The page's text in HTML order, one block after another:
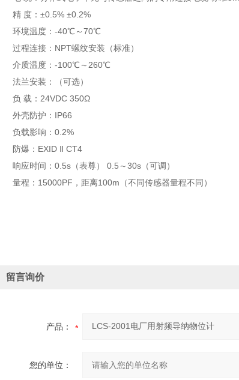
精 度：±0.5% ±0.2%
环境温度：-40℃～70℃
过程连接：NPT螺纹安装（标准）
介质温度：-100℃～260℃
法兰安装：（可选）
负 载：24VDC 350Ω
外壳防护：IP66
负载影响：0.2%
防爆：EXID Ⅱ CT4
响应时间：0.5s（表尊） 0.5～30s（可调）
量程：15000PF，距离100m（不同传感器量程不同）
留言询价
产品：
您的单位：